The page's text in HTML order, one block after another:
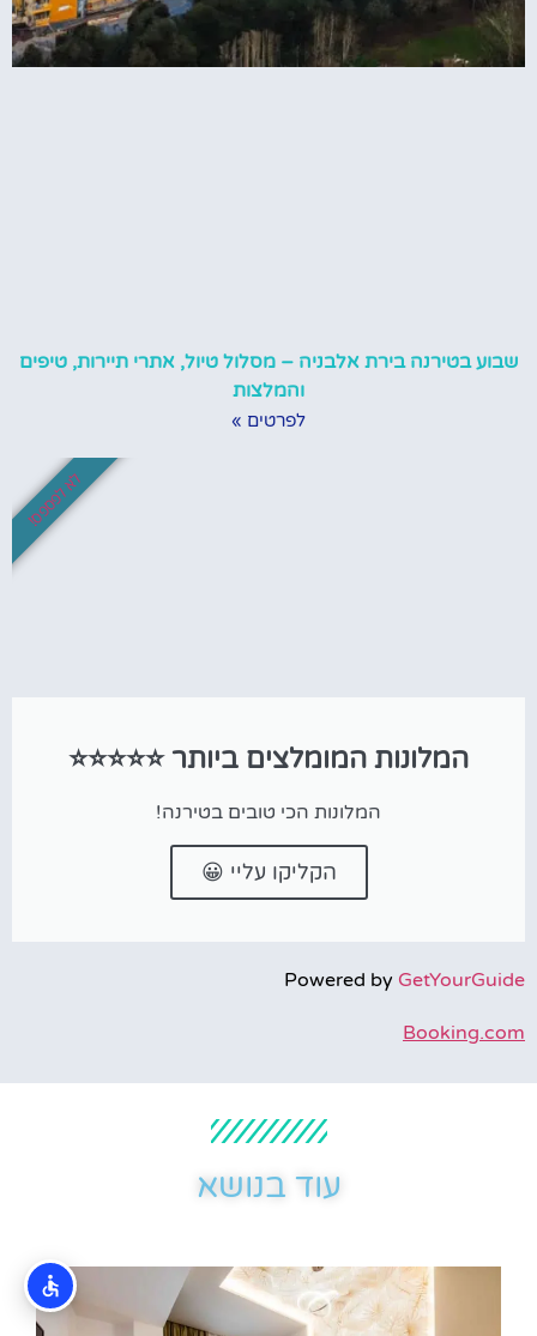
שבוע בטירנה בירת אלבניה – מסלול טיול, אתרי תיירות, טיפים
והמלצות
לפרטים »
המלונות המומלצים ביותר ⭐⭐⭐⭐⭐
המלונות הכי טובים בטירנה!
הקליקו עליי 😀
לא לפספס!
Powered by GetYourGuide
Booking.com
עוד בנושא